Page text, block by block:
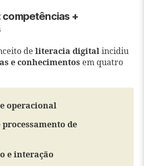
competências +
de literacia digital incidiu
e conhecimentos em quatro
operacional
processamento de
e interação